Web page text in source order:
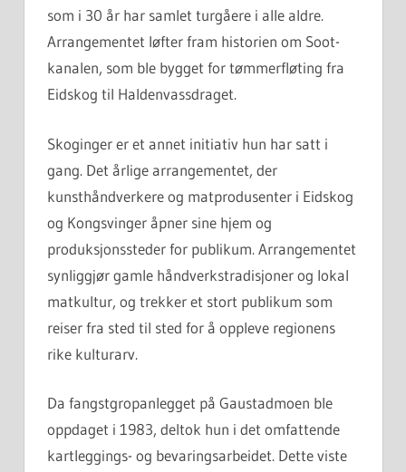
som i 30 år har samlet turgåere i alle aldre.
Arrangementet løfter fram historien om Soot-
kanalen, som ble bygget for tømmerfløting fra
Eidskog til Haldenvassdraget.
Skoginger er et annet initiativ hun har satt i
gang. Det årlige arrangementet, der
kunsthåndverkere og matprodusenter i Eidskog
og Kongsvinger åpner sine hjem og
produksjonssteder for publikum. Arrangementet
synliggjør gamle håndverkstradisjoner og lokal
matkultur, og trekker et stort publikum som
reiser fra sted til sted for å oppleve regionens
rike kulturarv.
Da fangstgropanlegget på Gaustadmoen ble
oppdaget i 1983, deltok hun i det omfattende
kartleggings- og bevaringsarbeidet. Dette viste